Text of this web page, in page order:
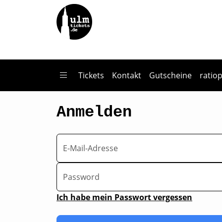
Zum Hauptinhalt springen
Tickets Kontakt Gutscheine
Anmelden
E-Mail-Adresse
Password
Ich habe mein Passwort vergessen